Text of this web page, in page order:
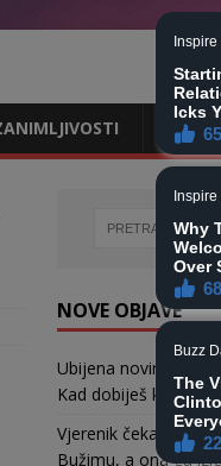
CRNA
NOVE OBJAVE
Ubijena novinarka u
Kad dobiješ kćerku
Vjerenik čekao
Bužimu, a ona ga